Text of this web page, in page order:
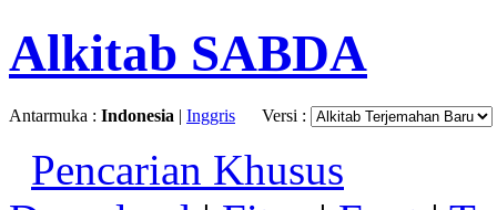
Alkitab SABDA
Antarmuka : Indonesia | Inggris Versi :
Pencarian Khusus